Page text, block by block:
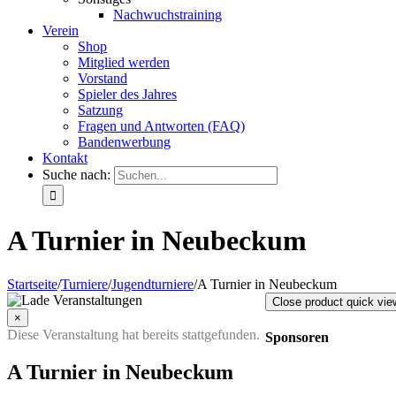
Nachwuchstraining
Verein
Shop
Mitglied werden
Vorstand
Spieler des Jahres
Satzung
Fragen und Antworten (FAQ)
Bandenwerbung
Kontakt
Suche nach:
A Turnier in Neubeckum
Startseite/Turniere/Jugendturniere/A Turnier in Neubeckum
×
Diese Veranstaltung hat bereits stattgefunden.
A Turnier in Neubeckum
Close product quick
Sponsoren